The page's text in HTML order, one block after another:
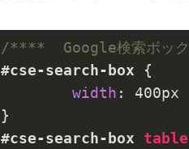
/****  Google検索ボッ
#cse-search-box {
width : 400px
#cse-search-box
table